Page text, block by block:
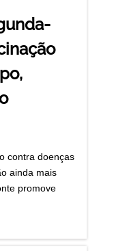
contra doenças
ainda mais
promove